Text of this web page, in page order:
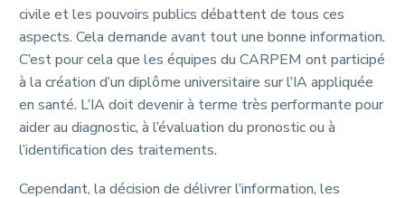
civile et les pouvoirs publics débattent de tous ces
aspects. Cela demande avant tout une bonne information.
C’est pour cela que les équipes du CARPEM ont participé
à la création d’un diplôme universitaire sur l’IA appliquée
en santé. L’IA doit devenir à terme très performante pour
aider au diagnostic, à l’évaluation du pronostic ou à
l’identification des traitements.
Cependant, la décision de délivrer l’information, les